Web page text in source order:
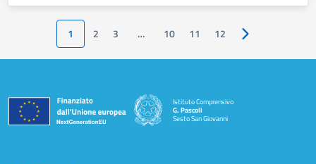
1 2 3 … 10 11 12 Pagina
Istituto Comprensivo
G. Pascoli
Sesto San Giovanni